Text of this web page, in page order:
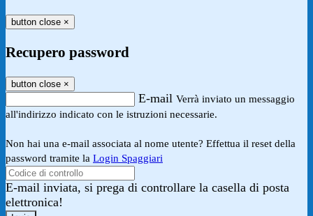
button close ×
Recupero password
button close ×
E-mail Verrà inviato un messaggio
all'indirizzo indicato con le istruzioni necessarie.
Non hai una e-mail associata al nome utente? Effettua il reset della
password tramite la Login Spaggiari
E-mail inviata, si prega di controllare la casella di posta
elettronica!